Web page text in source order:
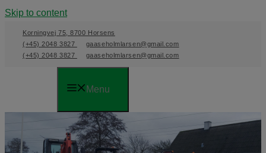
Skip to content
Korningvej 75, 8700 Horsens
(+45) 2048 3827
gaaseholmlarsen@gmail.com
(+45) 2048 3827
gaaseholmlarsen@gmail.com
Menu